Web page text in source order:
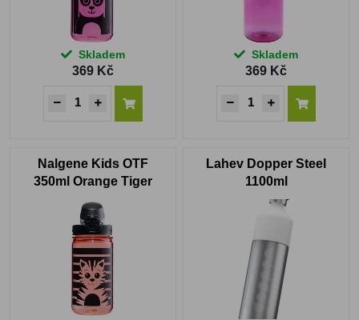
Skladem
369 Kč
Skladem
369 Kč
Nalgene Kids OTF
350ml Orange Tiger
Lahev Dopper Steel
1100ml